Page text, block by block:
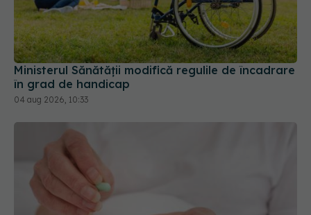
Ministerul Sănătății modifică regulile de încadrare
în grad de handicap
04 aug 2026, 10:33